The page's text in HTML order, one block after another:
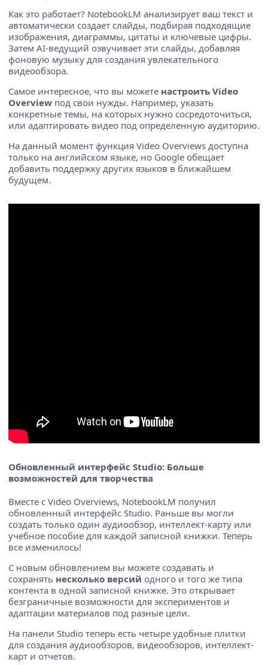
Как это работает? NotebookLM анализирует ваш текст и
автоматически создает слайды, подбирая подходящие
изображения, диаграммы, цитаты и ключевые цифры.
Затем AI-ведущий озвучивает эти слайды, добавляя
фоновую музыку для создания увлекательного
видеообзора.
Самое интересное, что вы можете настроить Video
Overview под свои нужды. Например, указать
конкретные темы, на которых нужно сосредоточиться,
или адаптировать видео под определенную аудиторию.
На данный момент функция Video Overviews доступна
только на английском языке, но Google обещает
добавить поддержку других языков в ближайшем
будущем.
Обновленный интерфейс Studio: Больше
возможностей для творчества
Вместе с Video Overviews, NotebookLM получил
обновленный интерфейс Studio. Раньше вы могли
создать только один аудиообзор, интеллект-карту или
учебное пособие для каждой записной книжки. Теперь
все изменилось!
С новым обновлением вы можете создавать и
сохранять несколько версий одного и того же типа
контента в одной записной книжке. Это открывает
безграничные возможности для экспериментов и
адаптации материалов под разные цели.
На панели Studio теперь есть четыре удобные плитки
для создания аудиообзоров, видеообзоров, интеллект-
карт и отчетов.